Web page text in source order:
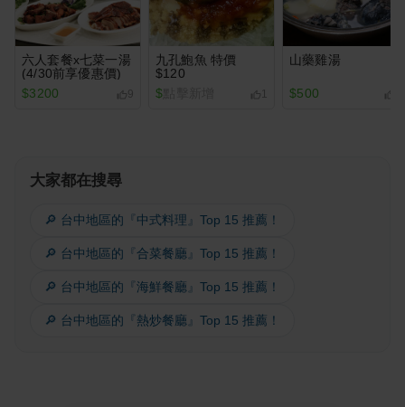
六人套餐x七菜一湯
(4/30前享優惠價)
$3200
9
九孔鮑魚 特價
$120
$
山藥雞湯
$500
大家都在搜尋
🔎 台中地區的『中式料理』Top 15 推薦！
🔎 台中地區的『合菜餐廳』Top 15 推薦！
🔎 台中地區的『海鮮餐廳』Top 15 推薦！
🔎 台中地區的『熱炒餐廳』Top 15 推薦！